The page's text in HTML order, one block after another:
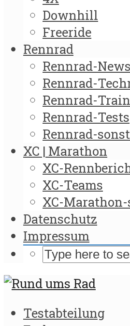
Downhill
Freeride
Rennrad
Rennrad-News
Rennrad-
Rennrad-
Rennrad-Tests
Rennrad-
XC | Marathon
XC-
XC-Teams
XC-
Datenschutz
Impressum
Testabteilung